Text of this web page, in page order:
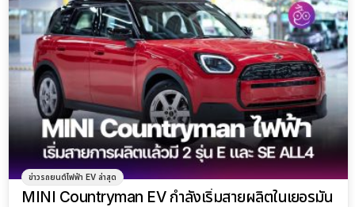
ข่าวรถยนต์ไฟฟ้า EV ล่าสุด
MINI Countryman EV กำลังเริ่มสายผลิตในเยอรมัน